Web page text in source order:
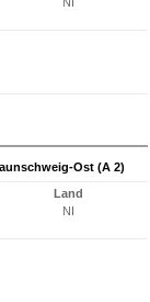
Ost (A 2)
Land
NI